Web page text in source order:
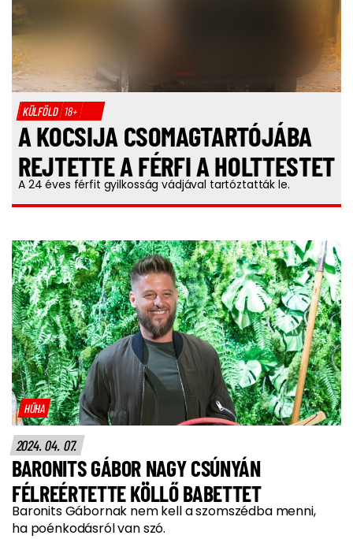
KÜLFÖLD 18+
A KOCSIJA CSOMAGTARTÓJÁBA
REJTETTE A FÉRFI A HOLTTESTET
A 24 éves férfit gyilkosság vádjával tartóztatták le.
HŰHA
2024. 04. 07.
BARONITS GÁBOR NAGY CSÚNYÁN
FÉLREÉRTETTE KÖLLŐ BABETTET
Baronits Gábornak nem kell a szomszédba menni,
ha poénkodásról van szó.